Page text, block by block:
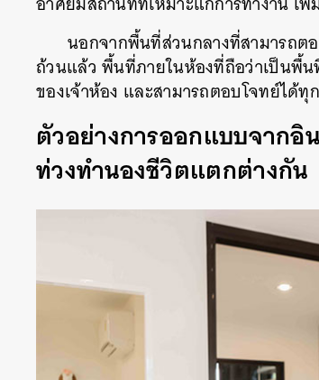
นอกจากพื้นที่ส่วนกลางที่สามารถต
ถ้วนแล้ว พื้นที่ภายในห้องที่ถือว่าเป็นพื้
ของเจ้าห้อง และสามารถตอบโจทย์ได้
ตัวอย่างการออกแบบจากอิ
ท่วงทำนองชีวิตแตกต่างกัน